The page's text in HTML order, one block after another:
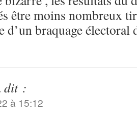
être moins nombreux
d’un braquage électoral
dit :
à 15:12